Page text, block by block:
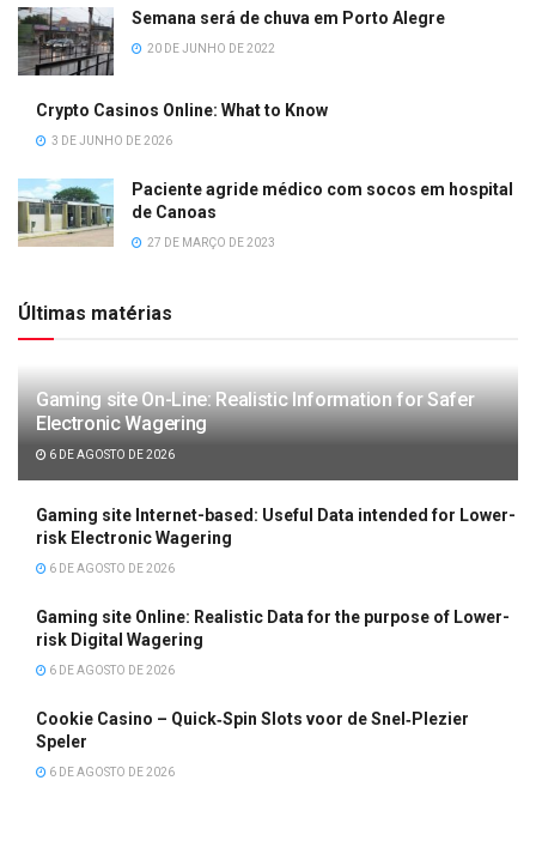
Semana será de chuva em Porto Alegre
20 DE JUNHO DE 2022
Crypto Casinos Online: What to Know
3 DE JUNHO DE 2026
Paciente agride médico com socos em hospital
de Canoas
27 DE MARÇO DE 2023
Últimas matérias
Gaming site On-Line: Realistic Information for Safer
Electronic Wagering
6 DE AGOSTO DE 2026
Gaming site Internet-based: Useful Data intended for Lower-
risk Electronic Wagering
6 DE AGOSTO DE 2026
Gaming site Online: Realistic Data for the purpose of Lower-
risk Digital Wagering
6 DE AGOSTO DE 2026
Cookie Casino – Quick‑Spin Slots voor de Snel‑Plezier
Speler
6 DE AGOSTO DE 2026